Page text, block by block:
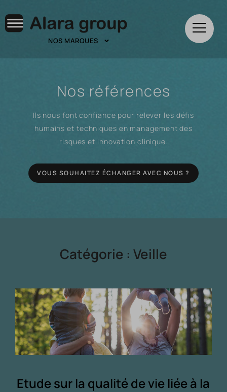
NOS MARQUES
Nos références
Ils nous font confiance pour relever les défis
humains et techniques en management des
risques et innovation clinique.
VOUS SOUHAITEZ ÉCHANGER AVEC NOUS ?
Catégorie : Veille
Etude sur la qualité de vie liée à la